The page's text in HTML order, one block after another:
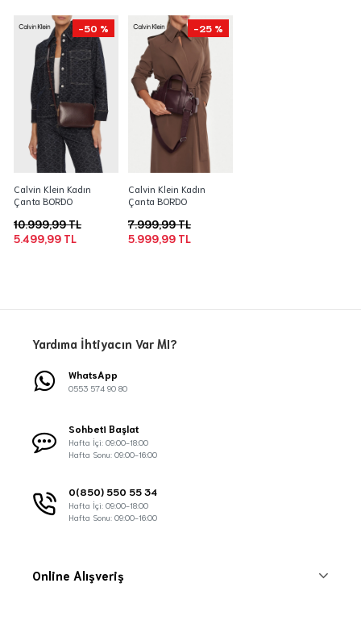
-50 %
Calvin Klein Kadın
Çanta BORDO
5.499,99 TL
10.999,99 TL
-25 %
Calvin Klein Kadın
Çanta BORDO
5.999,99 TL
7.999,99 TL
Yardıma İhtiyacın Var MI?
WhatsApp
0553 574 90 80
Sohbeti Başlat
Hafta İçi: 09:00-18:00
Hafta Sonu: 09:00-16:00
0(850) 550 55 34
Hafta İçi: 09:00-18:00
Hafta Sonu: 09:00-16:00
Online Alışveriş